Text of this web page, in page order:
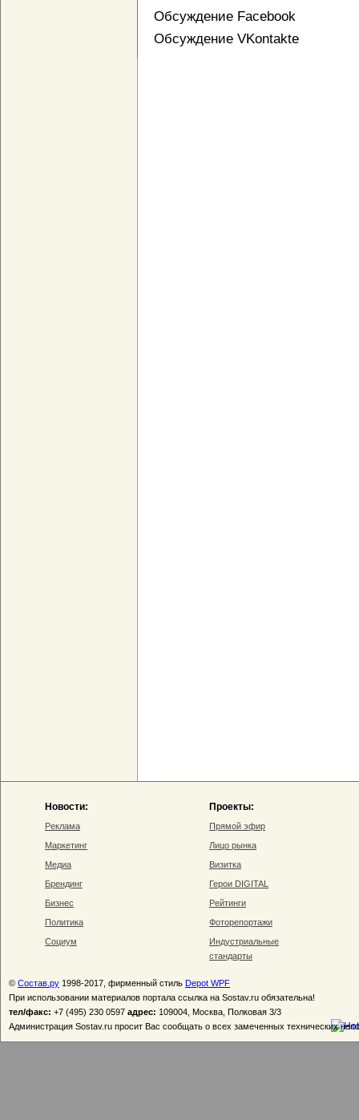
Обсуждение Facebook
Обсуждение VKontakte
Новости:
Реклама
Маркетинг
Медиа
Брендинг
Бизнес
Политика
Социум
Проекты:
Прямой эфир
Лицо рынка
Визитка
Герои DIGITAL
Рейтинги
Фоторепортажи
Индустриальные
стандарты
© Состав.ру 1998-2017, фирменный стиль Depot WPF
При использовании материалов портала ссылка на Sostav.ru обязательна!
тел/факс: +7 (495) 230 0597 адрес: 109004, Москва, Полковая 3/3
Администрация Sostav.ru просит Вас сообщать о всех замеченных технических